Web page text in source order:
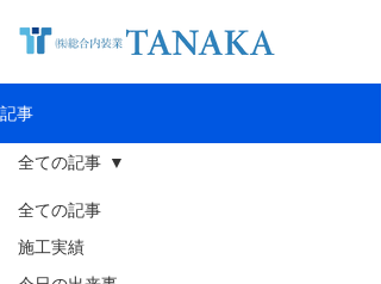
記事
全ての記事
施工実績
全ての記事